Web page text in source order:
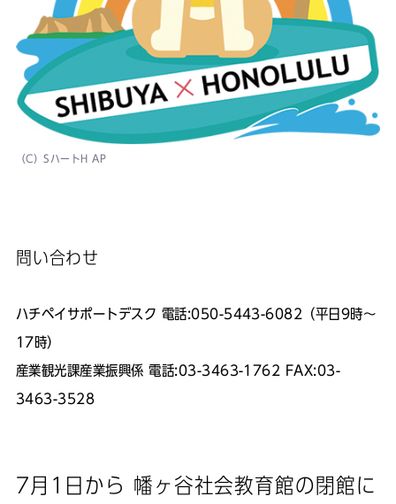
（C）SハートH AP
問い合わせ
ハチペイサポートデスク 電話:050-5443-6082（平日9時～
17時）
産業観光課産業振興係 電話:03-3463-1762 FAX:03-
3463-3528
7月1日から 幡ヶ谷社会教育館の閉館に